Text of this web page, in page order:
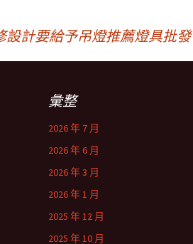
設計要給予吊燈推薦燈具批發
彙整
2026 年 7 月
2026 年 6 月
2026 年 3 月
2026 年 1 月
2025 年 12 月
2025 年 10 月